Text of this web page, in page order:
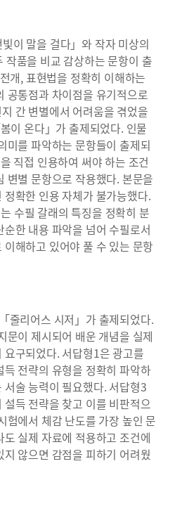
이 말을 걸다」와 작자 미상의
작품을 비교 감상하는 문항이 출
개, 표현법을 정확히 이해하는
공통점과 차이점을 유기적으로
간 변별에서 어려움을 겪었을
이 온다」가 출제되었다. 인물
미를 파악하는 문항들이 출제되
직접 인용하여 써야 하는 조건
변별 문항으로 작용했다. 본문을
확한 인용 자체가 불가능했다.
수필 갈래의 특징을 정확히 분
한 내용 파악을 넘어 수필로서
해하고 있어야 풀 수 있는 문항
줄리어스 시저」가 출제되었다.
문이 제시되어 배운 개념을 실제
구되었다. 서답형1은 광고를
전략의 유형을 정확히 파악하
술 능력이 필요했다. 서답형3
득 전략을 찾고 이를 비판적으
험에서 체감 난도를 가장 높인 문
실제 자료에 적용하고 조건에
않으면 감점을 피하기 어려웠